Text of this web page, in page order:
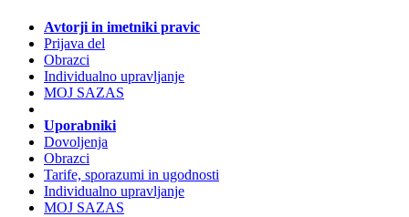
Avtorji in imetniki pravic
Prijava del
Obrazci
Individualno upravljanje
MOJ SAZAS
Uporabniki
Dovoljenja
Obrazci
Tarife, sporazumi in ugodnosti
Individualno upravljanje
MOJ SAZAS